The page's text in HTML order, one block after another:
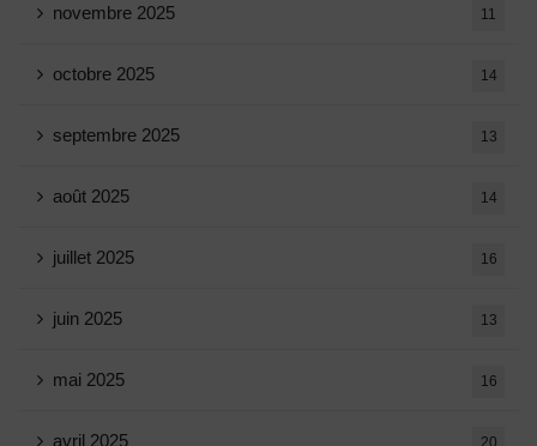
novembre 2025 11
octobre 2025 14
septembre 2025 13
août 2025 14
juillet 2025 16
juin 2025 13
mai 2025 16
avril 2025 20